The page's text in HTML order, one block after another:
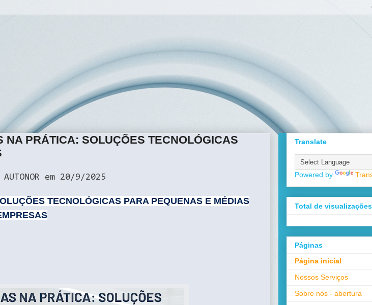
PRÁTICA: SOLUÇÕES TECNOLÓGICAS
em 20/9/2025
TECNOLÓGICAS PARA PEQUENAS E MÉDIAS
Translate
Powered by
Total de
Páginas
Página inicial
Nossos Serviços
Sobre nós - abertura